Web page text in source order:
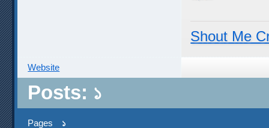
Shout Me
Website
Posts: ১
Pages ১